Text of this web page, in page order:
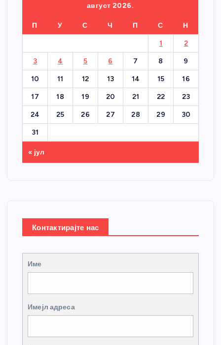
август 2026.
П У С Ч П С Н
1 2
3 4 5 6 7 8 9
10 11 12 13 14 15 16
17 18 19 20 21 22 23
24 25 26 27 28 29 30
31
« јул
Контактирајте нас
Име
Имејл адреса